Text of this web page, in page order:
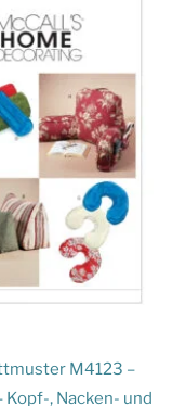
M4123 –
, Nacken- und